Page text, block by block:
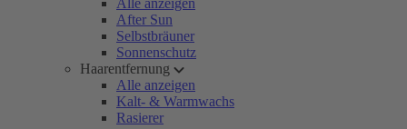
Alle anzeigen
After Sun
Selbstbräuner
Sonnenschutz
Haarentfernung
Alle anzeigen
Kalt- & Warmwachs
Rasierer